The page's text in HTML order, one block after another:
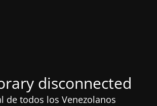
disconnected
de todos los Venezolanos